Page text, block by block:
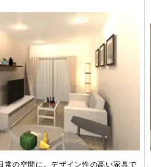
常の空間に。デザイン性の高い家具で